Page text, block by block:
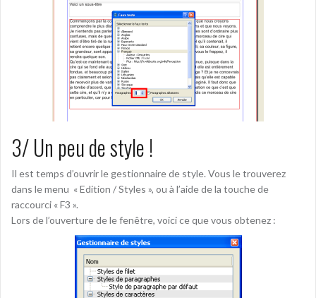
3/ Un peu de style !
Il est temps d’ouvrir le gestionnaire de style. Vous le trouverez
dans le menu « Edition / Styles », ou à l’aide de la touche de
raccourci « F3 ».
Lors de l’ouverture de le fenêtre, voici ce que vous obtenez :